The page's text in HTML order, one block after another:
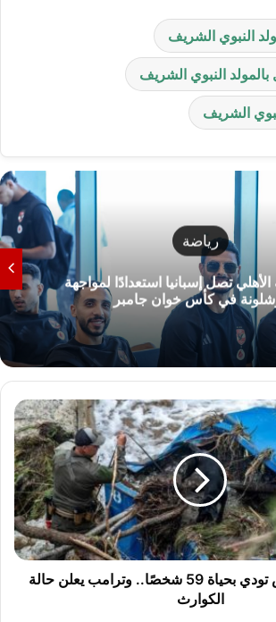
النبوي الشريف
بالمولد النبوي الشريف
الشريف
رياضة
تصل إسبانيا استعدادًا لمواجهة
في كأس خوان جامبر
فيضانات تكساس تودي بحياة 59 شخصًا.. وترامب يعلن حالة
الكوارث